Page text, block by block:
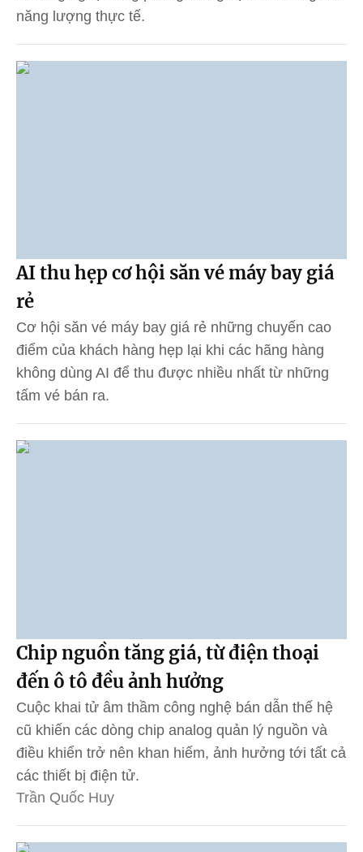
năng lượng thực tế.
AI thu hẹp cơ hội săn vé máy bay giá
rẻ
Cơ hội săn vé máy bay giá rẻ những chuyến cao
điểm của khách hàng hẹp lại khi các hãng hàng
không dùng AI để thu được nhiều nhất từ những
tấm vé bán ra.
Chip nguồn tăng giá, từ điện thoại
đến ô tô đều ảnh hưởng
Cuộc khai tử âm thầm công nghệ bán dẫn thế hệ
cũ khiến các dòng chip analog quản lý nguồn và
điều khiển trở nên khan hiếm, ảnh hưởng tới tất cả
các thiết bị điện tử.
Trần Quốc Huy